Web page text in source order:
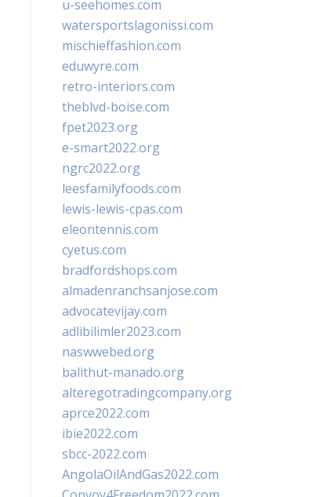
u-seehomes.com
watersportslagonissi.com
mischieffashion.com
eduwyre.com
retro-interiors.com
theblvd-boise.com
fpet2023.org
e-smart2022.org
ngrc2022.org
leesfamilyfoods.com
lewis-lewis-cpas.com
eleontennis.com
cyetus.com
bradfordshops.com
almadenranchsanjose.com
advocatevijay.com
adlibilimler2023.com
naswwebed.org
balithut-manado.org
alteregotradingcompany.org
aprce2022.com
ibie2022.com
sbcc-2022.com
AngolaOilAndGas2022.com